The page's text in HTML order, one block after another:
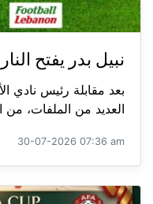
نبيل بدر يفتح
بعد مقابلة رئيس نادي
العديد من الملفات، من
30-07-2026 07:36 am